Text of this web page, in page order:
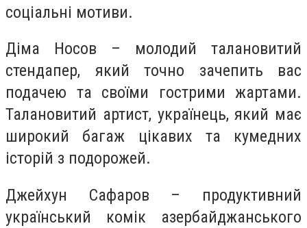
соціальні мотиви.
Діма Носов – молодий талановитий
стендапер, який точно зачепить вас
подачею та своїми гострими жартами.
Талановитий артист, українець, який має
широкий багаж цікавих та кумедних
історій з подорожей.
Джейхун Сафаров – продуктивний
український комік азербайджанського